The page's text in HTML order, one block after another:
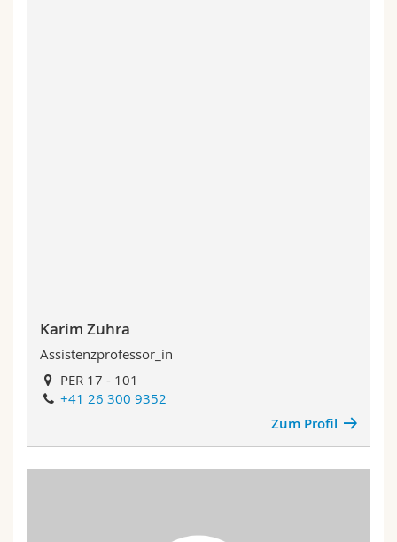
Karim Zuhra
Assistenzprofessor_in
PER 17 - 101
+41 26 300 9352
Zum Profil